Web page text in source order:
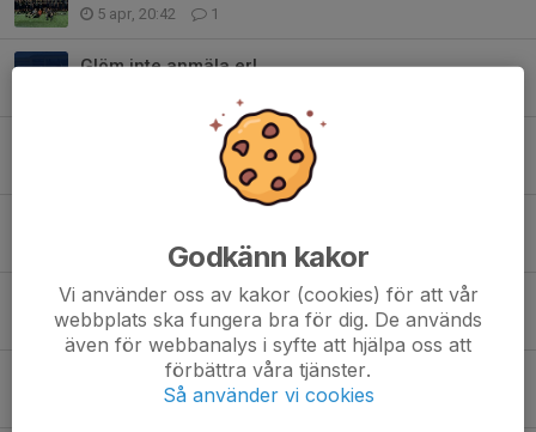
5 apr, 20:42 1
Glöm inte anmäla er!
Ungdomsavslutning
1 aug 2023
Sportlov
17 feb 2023 0
FCT P2013 på Instagram
16 jan 2023 0
Godkänn kakor
Vi använder oss av kakor (cookies) för att vår
webbplats ska fungera bra för dig. De används
även för webbanalys i syfte att hjälpa oss att
förbättra våra tjänster.
Så använder vi cookies